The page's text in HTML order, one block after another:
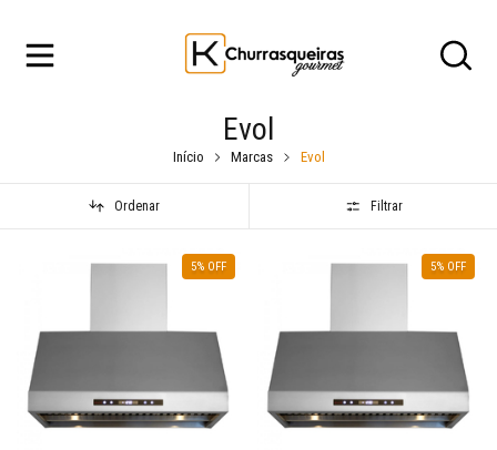
Evol
Início Marcas Evol
Ordenar Filtrar
5% OFF 5% OFF